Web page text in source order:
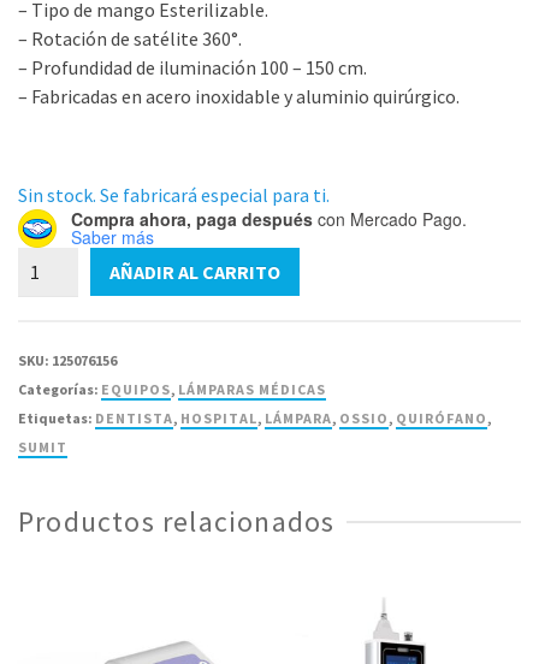
– Tipo de mango Esterilizable.
– Rotación de satélite 360°.
– Profundidad de iluminación 100 – 150 cm.
– Fabricadas en acero inoxidable y aluminio quirúrgico.
Sin stock. Se fabricará especial para ti.
Compra ahora, paga después con Mercado Pago.
Saber más
Lámpara
110,000x2
AÑADIR AL CARRITO
SKU: 125076156
Categorías: EQUIPOS, LÁMPARAS MÉDICAS
Etiquetas: DENTISTA, HOSPITAL, LÁMPARA, OSSIO, QUIRÓFANO,
SUMIT
Productos relacionados